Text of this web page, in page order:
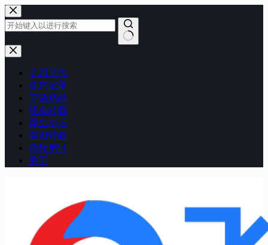
跳
至
内
容
无
廿四节气
备忘记录
笑话精品
经典转载
浮生小记
美图转载
曾经用过
关于